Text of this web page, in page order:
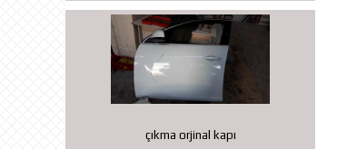
çıkma orjinal kapı